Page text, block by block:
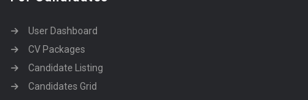
User Dashboard
CV Packages
Candidate Listing
Candidates Grid